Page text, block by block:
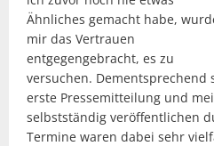
Ähnliches gemacht habe,
mir das Vertrauen
entgegengebracht, es zu
versuchen. Dementsprechend
erste Pressemitteilung und
selbstständig veröffentlichen
Termine waren dabei sehr